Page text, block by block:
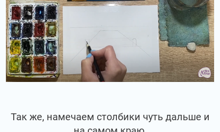
Так же, намечаем столбики чуть дальше и